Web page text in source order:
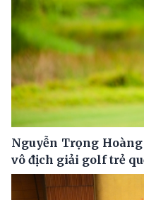
Nguyễn Trọng
vô địch giải golf trẻ